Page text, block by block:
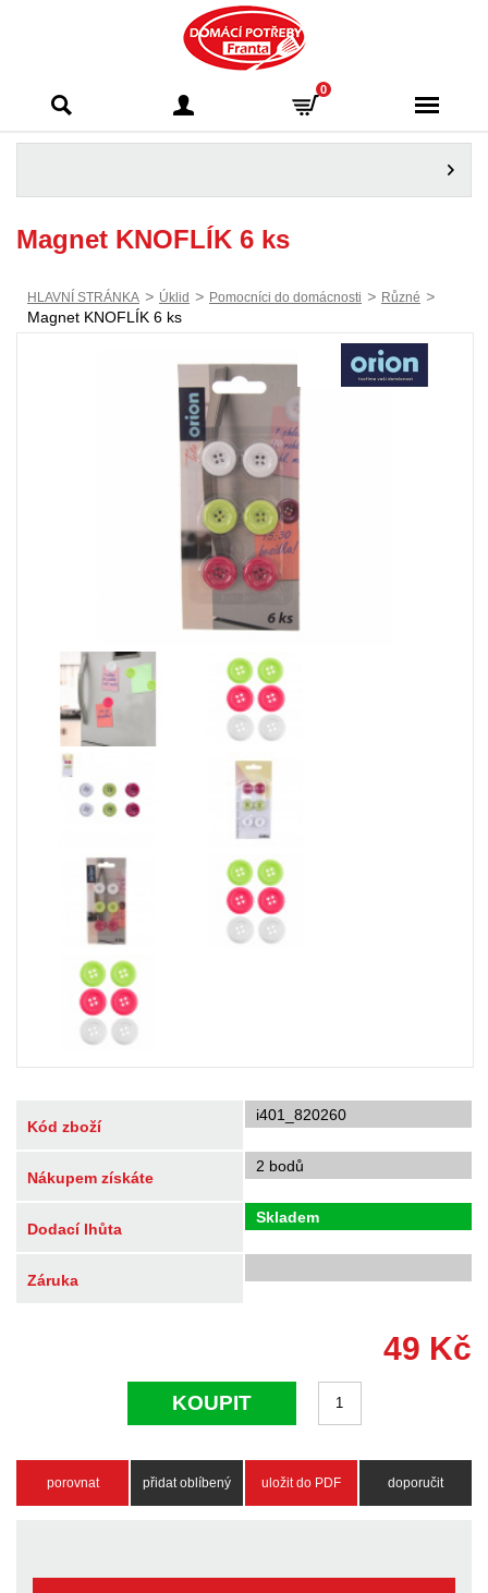
Franta - Příbram
0
Magnet KNOFLÍK 6 ks
HLAVNÍ STRÁNKA > Úklid > Pomocníci do domácnosti > Různé >
Magnet KNOFLÍK 6 ks
Kód zboží
i401_820260
Nákupem získáte
2 bodů
Dodací lhůta
Skladem
Záruka
49 Kč
KOUPIT
porovnat přidat oblíbený uložit do PDF doporučit